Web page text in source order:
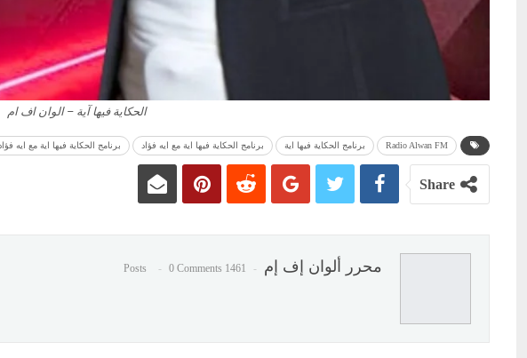
الحكاية فيها آية – الوان اف ام
Radio Alwan FM برنامج الحكاية فيها اية برنامج الحكاية فيها اية مع ايه فؤاد برنامج الحكاية فيها اية مع ايه
Share
محرر ألوان إف إم 1461 Posts
0 Comments